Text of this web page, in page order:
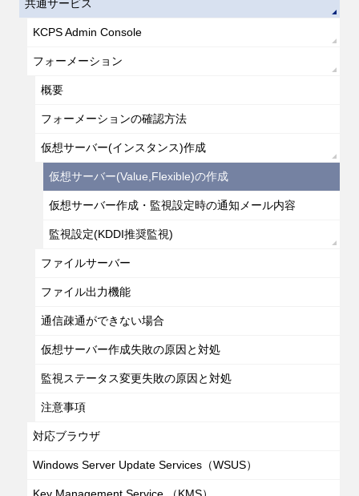
共通サービス
KCPS Admin Console
フォーメーション
概要
フォーメーションの確認方法
仮想サーバー(インスタンス)作成
仮想サーバー(Value,Flexible)の作成
仮想サーバー作成・監視設定時の通知メール内容
監視設定(KDDI推奨監視)
ファイルサーバー
ファイル出力機能
通信疎通ができない場合
仮想サーバー作成失敗の原因と対処
監視ステータス変更失敗の原因と対処
注意事項
対応ブラウザ
Windows Server Update Services（WSUS）